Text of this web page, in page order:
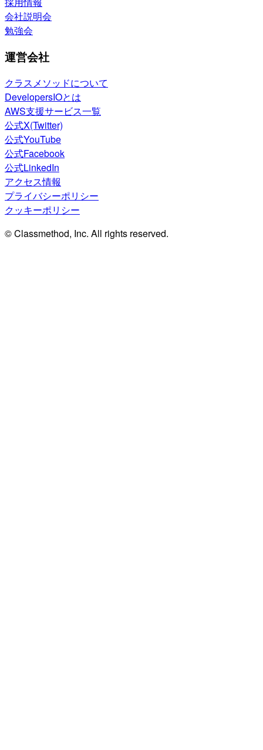
会社説明会
勉強会
運営会社
クラスメソッドについて
DevelopersIOとは
AWS支援サービス一覧
公式X(Twitter)
公式YouTube
公式Facebook
公式LinkedIn
アクセス情報
プライバシーポリシー
クッキーポリシー
© Classmethod, Inc. All rights reserved.